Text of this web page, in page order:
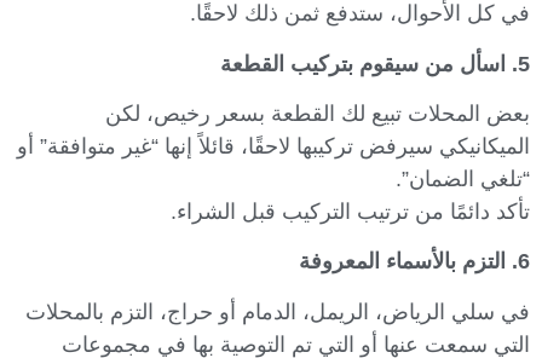
في كل الأحوال، ستدفع ثمن ذلك لاحقًا.
5. اسأل من سيقوم بتركيب القطعة
بعض المحلات تبيع لك القطعة بسعر رخيص، لكن
الميكانيكي سيرفض تركيبها لاحقًا، قائلاً إنها “غير متوافقة” أو
“تلغي الضمان”.
تأكد دائمًا من ترتيب التركيب قبل الشراء.
6. التزم بالأسماء المعروفة
في سلي الرياض، الريمل، الدمام أو حراج، التزم بالمحلات
التي سمعت عنها أو التي تم التوصية بها في مجموعات